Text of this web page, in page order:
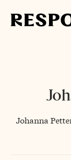
Johanna